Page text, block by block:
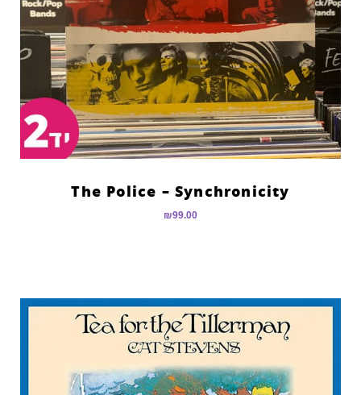
The Police – Synchronicity
₪99.00